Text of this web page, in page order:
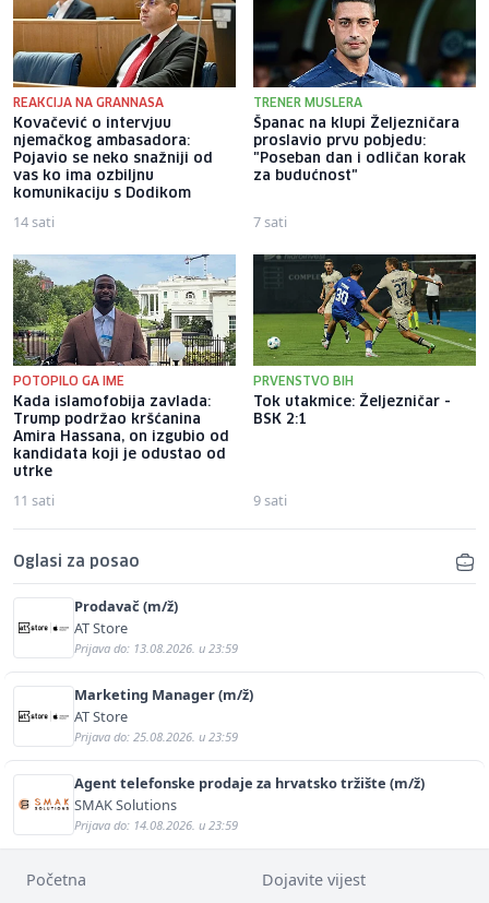
REAKCIJA NA GRANNASA
Kovačević o intervjuu
njemačkog ambasadora:
Pojavio se neko snažniji od
vas ko ima ozbiljnu
komunikaciju s Dodikom
14 sati
TRENER MUSLERA
Španac na klupi Željezničara
proslavio prvu pobjedu:
"Poseban dan i odličan korak
za budućnost"
7 sati
POTOPILO GA IME
Kada islamofobija zavlada:
Trump podržao kršćanina
Amira Hassana, on izgubio od
kandidata koji je odustao od
utrke
11 sati
PRVENSTVO BIH
Tok utakmice: Željezničar -
BSK 2:1
9 sati
Oglasi za posao
Prodavač (m/ž)
AT Store
Prijava do: 13.08.2026. u 23:59
Marketing Manager (m/ž)
AT Store
Prijava do: 25.08.2026. u 23:59
Agent telefonske prodaje za hrvatsko tržište (m/ž)
SMAK Solutions
Prijava do: 14.08.2026. u 23:59
Početna Dojavite vijest